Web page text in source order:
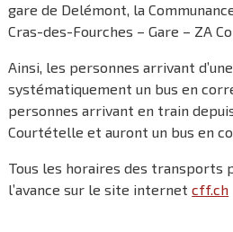
gare de Delémont, la
Cras-des-Fourches – Gare – ZA
Ainsi, les personnes arrivant
systématiquement un bus en
personnes arrivant en train
Courtételle et auront un bus en
Tous les horaires des
l’avance sur le site internetcff.ch